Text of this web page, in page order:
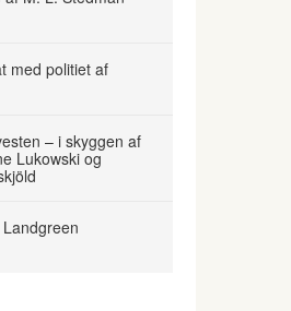
med politiet af
– i skyggen af
Lukowski og